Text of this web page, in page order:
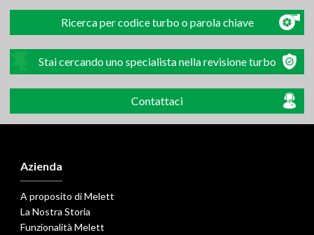
Ricerca per codice turbo o parola chiave
Stai cercando uno specialista nella revisione turbo
Contattaci
Azienda
A proposito di Melett
La Nostra Storia
Funzionalità Melett